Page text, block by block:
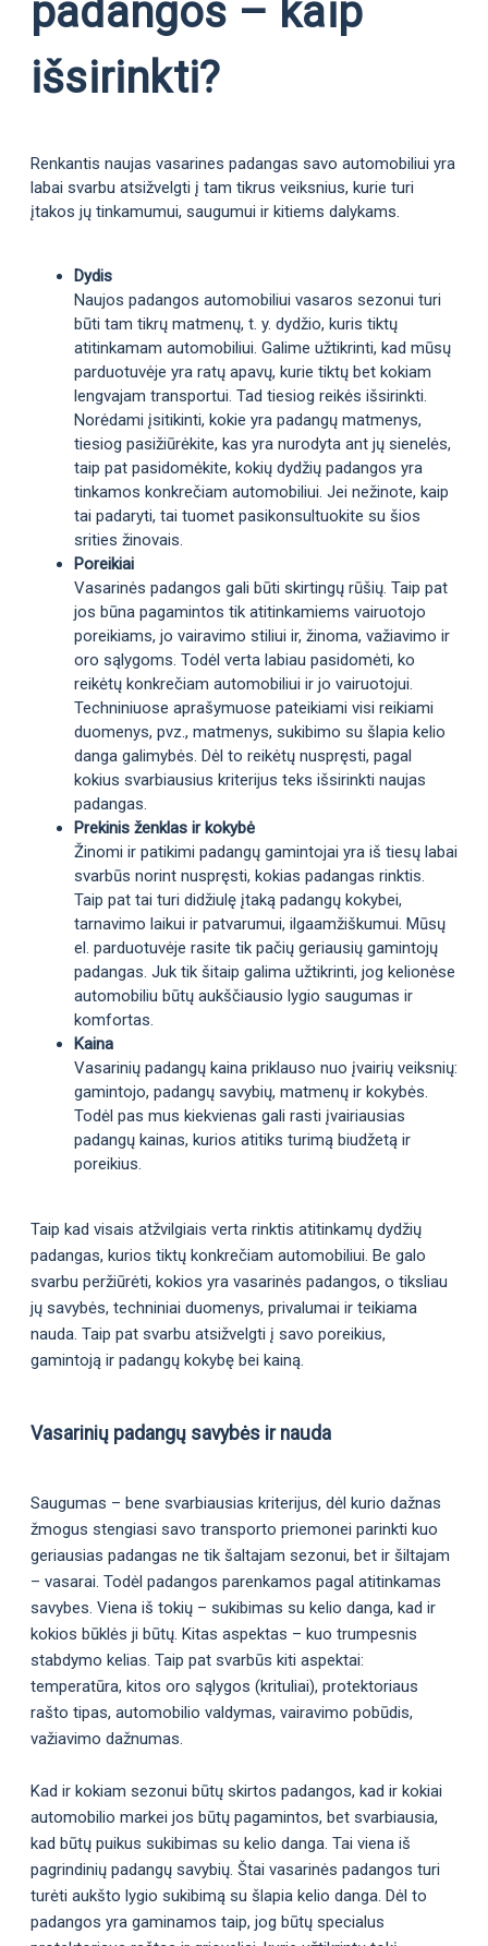
padangos – kaip
išsirinkti?
Renkantis naujas vasarines padangas savo automobiliui yra
labai svarbu atsižvelgti į tam tikrus veiksnius, kurie turi
įtakos jų tinkamumui, saugumui ir kitiems dalykams.
Dydis
Naujos padangos automobiliui vasaros sezonui turi
būti tam tikrų matmenų, t. y. dydžio, kuris tiktų
atitinkamam automobiliui. Galime užtikrinti, kad mūsų
parduotuvėje yra ratų apavų, kurie tiktų bet kokiam
lengvajam transportui. Tad tiesiog reikės išsirinkti.
Norėdami įsitikinti, kokie yra padangų matmenys,
tiesiog pasižiūrėkite, kas yra nurodyta ant jų sienelės,
taip pat pasidomėkite, kokių dydžių padangos yra
tinkamos konkrečiam automobiliui. Jei nežinote, kaip
tai padaryti, tai tuomet pasikonsultuokite su šios
srities žinovais.
Poreikiai
Vasarinės padangos gali būti skirtingų rūšių. Taip pat
jos būna pagamintos tik atitinkamiems vairuotojo
poreikiams, jo vairavimo stiliui ir, žinoma, važiavimo ir
oro sąlygoms. Todėl verta labiau pasidomėti, ko
reikėtų konkrečiam automobiliui ir jo vairuotojui.
Techniniuose aprašymuose pateikiami visi reikiami
duomenys, pvz., matmenys, sukibimo su šlapia kelio
danga galimybės. Dėl to reikėtų nuspręsti, pagal
kokius svarbiausius kriterijus teks išsirinkti naujas
padangas.
Prekinis ženklas ir kokybė
Žinomi ir patikimi padangų gamintojai yra iš tiesų labai
svarbūs norint nuspręsti, kokias padangas rinktis.
Taip pat tai turi didžiulę įtaką padangų kokybei,
tarnavimo laikui ir patvarumui, ilgaamžiškumui. Mūsų
el. parduotuvėje rasite tik pačių geriausių gamintojų
padangas. Juk tik šitaip galima užtikrinti, jog kelionėse
automobiliu būtų aukščiausio lygio saugumas ir
komfortas.
Kaina
Vasarinių padangų kaina priklauso nuo įvairių veiksnių:
gamintojo, padangų savybių, matmenų ir kokybės.
Todėl pas mus kiekvienas gali rasti įvairiausias
padangų kainas, kurios atitiks turimą biudžetą ir
poreikius.
Taip kad visais atžvilgiais verta rinktis atitinkamų dydžių
padangas, kurios tiktų konkrečiam automobiliui. Be galo
svarbu peržiūrėti, kokios yra vasarinės padangos, o tiksliau
jų savybės, techniniai duomenys, privalumai ir teikiama
nauda. Taip pat svarbu atsižvelgti į savo poreikius,
gamintoją ir padangų kokybę bei kainą.
Vasarinių padangų savybės ir nauda
Saugumas – bene svarbiausias kriterijus, dėl kurio dažnas
žmogus stengiasi savo transporto priemonei parinkti kuo
geriausias padangas ne tik šaltajam sezonui, bet ir šiltajam
– vasarai. Todėl padangos parenkamos pagal atitinkamas
savybes. Viena iš tokių – sukibimas su kelio danga, kad ir
kokios būklės ji būtų. Kitas aspektas – kuo trumpesnis
stabdymo kelias. Taip pat svarbūs kiti aspektai:
temperatūra, kitos oro sąlygos (krituliai), protektoriaus
rašto tipas, automobilio valdymas, vairavimo pobūdis,
važiavimo dažnumas.
Kad ir kokiam sezonui būtų skirtos padangos, kad ir kokiai
automobilio markei jos būtų pagamintos, bet svarbiausia,
kad būtų puikus sukibimas su kelio danga. Tai viena iš
pagrindinių padangų savybių. Štai vasarinės padangos turi
turėti aukšto lygio sukibimą su šlapia kelio danga. Dėl to
padangos yra gaminamos taip, jog būtų specialus